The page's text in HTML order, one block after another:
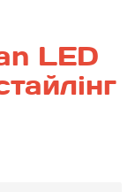
LED